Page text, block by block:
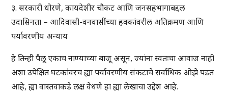
३. सरकारी धोरणे, कायदेशीर चौकट आणिजनसहभागाबद्दल
उदासिनता – आदिवासी-वनवासींच्या हक्कांवरील अतिक्रमण आणि
पर्यावरणीय अन्याय
हे तिन्ही पैलू एकाच नाण्याच्या बाजू असून, ज्यांना स्वतःचा आवाज नाही
अशा उपेक्षित घटकांवरच ह्या पर्यावरणीय संकटाचे सर्वाधिक ओझे पडत
आहे, ह्या वास्तवाकडे लक्ष वेधणे हा ह्या लेखाचा उद्देश आहे.